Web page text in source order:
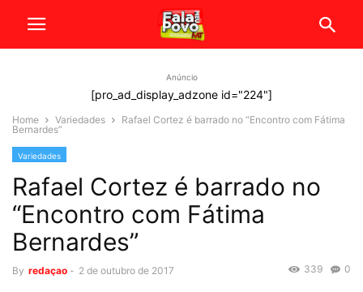
Anúncio
[pro_ad_display_adzone id="224"]
Home Variedades
Rafael Cortez é barrado no “Encontro com Fátima
Bernardes”
Variedades
Rafael Cortez é barrado no
“Encontro com Fátima
Bernardes”
By redaçao - 2 de outubro de 2017 0
339